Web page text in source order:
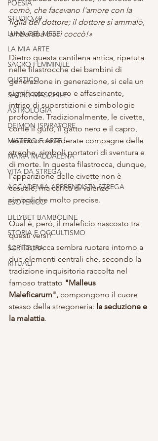
POESIA
STUDIO 69
LUNA DEL MESE
LA MIA ARTE
SACRO FEMMINILE
OLISTICO
SACRO MASCHILE
ASTROLOGIA
DEIMON ISPIRATORE
MISTERO E ARTE
MARIA MADDALENA
VITA DA STREGA
ACCADEMIA APPRENDISTA STREGA
ESOTERICO
LILLYBET BAMBOLINE
STORIA E OCCULTISMO
SCRITTURA
RITUALI
comò, che facevano l'amore con la
figlia del dottore; il dottore si ammalò,
ambarabà ciccì coccò!»
Dietro questa cantilena antica, ripetuta
nelle filastrocche dei bambini di
generazione in generazione, si cela un
significato oscuro e affascinante,
intriso di superstizioni e simbologie
profonde. Tradizionalmente, le civette,
come il gufo, il gatto nero e il capro,
venivano considerate compagne delle
streghe, simboli portatori di sventura e
di morte. In questa filastrocca, dunque,
l'apparizione delle civette non è
casuale, ma carica di valenze
simboliche molto precise.
Qual è, però, il maleficio nascosto tra
questi versi?
La filastrocca sembra ruotare intorno a
due elementi centrali che, secondo la
tradizione inquisitoria raccolta nel
famoso trattato "Malleus
Maleficarum", compongono il cuore
stesso della stregoneria: la seduzione e
la malattia.